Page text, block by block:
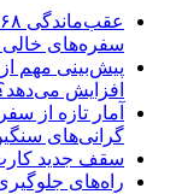
سفره‌های خالی
پیش‌بینی مهم از
افزایش
آمار تازه از
گرانی‌های
سقف جدید
راه‌های